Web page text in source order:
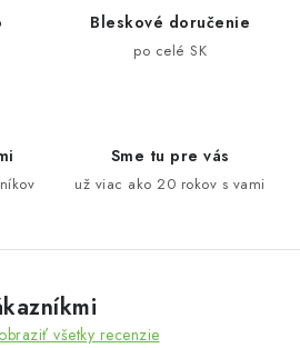
Bleskové doručenie
po celé SK
Sme tu pre vás
už viac ako 20 rokov s vami
všetky recenzie